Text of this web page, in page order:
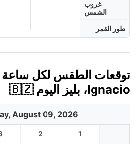
غروب
الشمس
طور القمر
Ignacio، بليز اليوم 🇧🇿
August 09, 2026
1
2